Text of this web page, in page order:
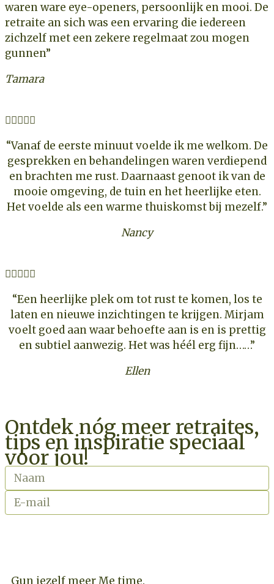
waren ware eye-openers, persoonlijk en mooi. De
retraite an sich was een ervaring die iedereen
zichzelf met een zekere regelmaat zou mogen
gunnen”
Tamara

“Vanaf de eerste minuut voelde ik me welkom. De
gesprekken en behandelingen waren verdiepend
en brachten me rust. Daarnaast genoot ik van de
mooie omgeving, de tuin en het heerlijke eten.
Het voelde als een warme thuiskomst bij mezelf.”
Nancy

“Een heerlijke plek om tot rust te komen, los te
laten en nieuwe inzichtingen te krijgen. Mirjam
voelt goed aan waar behoefte aan is en is prettig
en subtiel aanwezig. Het was héél erg fijn……”
Ellen
Ontdek nóg meer retraites,
tips en inspiratie speciaal
voor jou!
Gun jezelf meer Me time.​